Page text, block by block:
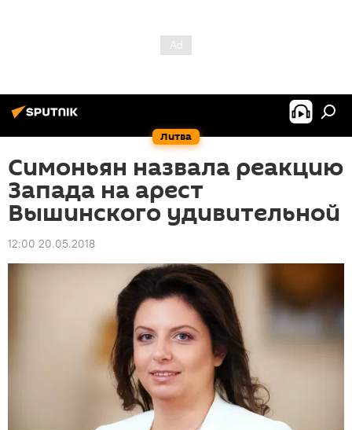
Литва
Симоньян назвала реакцию
Запада на арест
Вышинского удивительной
12:00 20.05.2018